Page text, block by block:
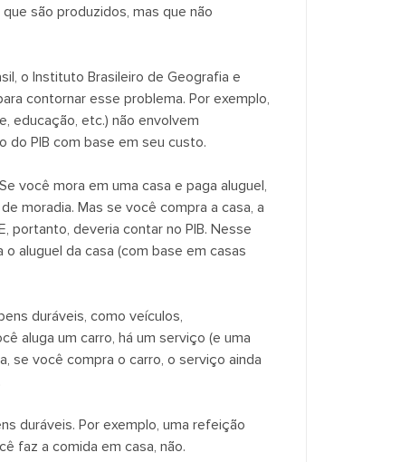
são produzidos, mas que não
o Instituto Brasileiro de Geografia e
contornar esse problema. Por exemplo,
educação, etc.) não envolvem
do PIB com base em seu custo.
você mora em uma casa e paga aluguel,
moradia. Mas se você compra a casa, a
portanto, deveria contar no PIB. Nesse
aluguel da casa (com base em casas
duráveis, como veículos,
aluga um carro, há um serviço (e uma
se você compra o carro, o serviço ainda
duráveis. Por exemplo, uma refeição
faz a comida em casa, não.